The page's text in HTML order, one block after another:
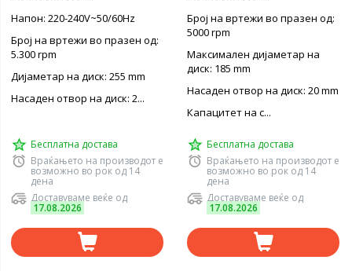
Напон: 220-240V~50/60Hz
Број на вртежи во празен од:
5.300 rpm
Дијаметар на диск: 255 mm
Насаден отвор на диск: 2...
Бесплатна достава
Враќањето на производот е
возможно во рок од 14
дена
Доставуваме веќе од
17.08.2026
Број на вртежи во празен од:
5000 rpm
Максимален дијаметар на
диск: 185 mm
Насаден отвор на диск: 20 mm
Капацитет на с...
Бесплатна достава
Враќањето на производот е
возможно во рок од 14
дена
Доставуваме веќе од
17.08.2026